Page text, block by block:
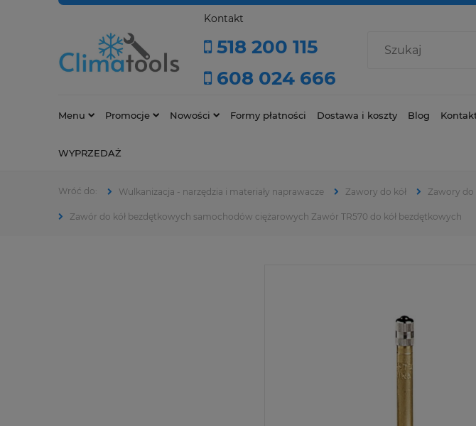
Kontakt
518 200 115
608 024 666
Menu Promocje Nowości Formy płatności Dostawa i koszty Blog
WYPRZEDAŻ
Wulkanizacja - narzędzia i materiały naprawacze Zawory do kół Zawory do
Zawór do kół bezdętkowych samochodów ciężarowych Zawór TR570 do kół bezdętkowych